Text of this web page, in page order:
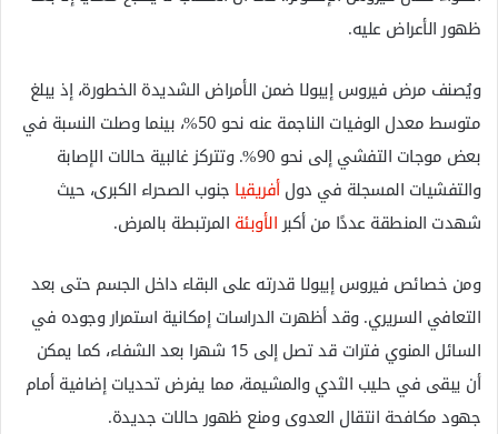
ظهور الأعراض عليه.
ويُصنف مرض فيروس إيبولا ضمن الأمراض الشديدة الخطورة، إذ يبلغ
متوسط معدل الوفيات الناجمة عنه نحو 50%، بينما وصلت النسبة في
بعض موجات التفشي إلى نحو 90%. وتتركز غالبية حالات الإصابة
والتفشيات المسجلة في دولأفريقيا جنوب الصحراء الكبرى، حيث
شهدت المنطقة عددًا من أكبرالأوبئة المرتبطة بالمرض.
ومن خصائص فيروس إيبولا قدرته على البقاء داخل الجسم حتى بعد
التعافي السريري. وقد أظهرت الدراسات إمكانية استمرار وجوده في
السائل المنوي فترات قد تصل إلى 15 شهرا بعد الشفاء، كما يمكن
أن يبقى في حليب الثدي والمشيمة، مما يفرض تحديات إضافية أمام
جهود مكافحة انتقال العدوى ومنع ظهور حالات جديدة.